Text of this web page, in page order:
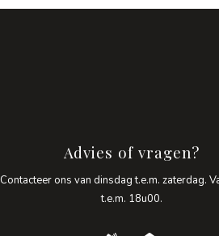
Advies of vragen?
Contacteer ons van dinsdag t.e.m. zaterdag.
t.e.m. 18u00.